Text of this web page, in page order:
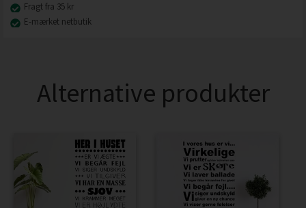
Fragt fra 35 kr
E-mærket netbutik
Alternative produkter